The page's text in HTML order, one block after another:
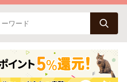
猫
アクア・爬虫類・昆虫